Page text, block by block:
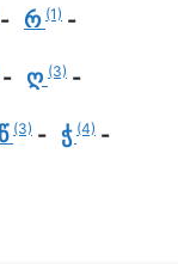
რ (1)
ღ (3)
წ (3) ჭ (4)